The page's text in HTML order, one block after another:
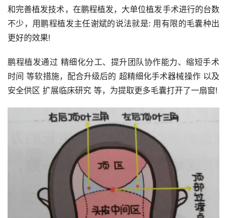
和完善植发技术，在鹏程植发，大单位植发手术进行的台数
不少，用鹏程植发主任谢斌的说法就是: 用有限的毛囊种出
更好的效果!
鹏程植发通过 精细化分工、提升团队协作能力、缩短手术
时间 等软措施，配合升级后的 超精细化手术器械操作 以及
安全供区 扩展临床研究 等，为提取更多毛囊打开了一扇窗!